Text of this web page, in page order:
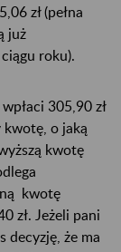
zł (pełna
już
roku).
305,90 zł
o jaką
kwotę
kwotę
zł. Jeżeli pani
decyzję, że ma